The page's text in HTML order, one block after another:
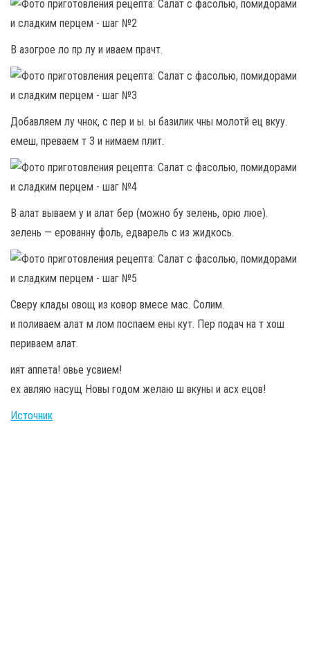
В азогрое ло пр лу и иваем прачт.
Добавляем лу чнок, с пер и ы. ы базилик чны молотй ец вкуу.
емеш, преваем т 3 и нимаем плит.
В алат вываем у и алат бер (можно бу зелень, орю люе).
зелень — ерованну фоль, едварель с из жидкось.
Сверу клады овощ из ковор вмесе мас. Солим.
и поливаем алат м лом поспаем ены кут. Пер подач на т хош
периваем алат.
ият аппета! овье усвием!
ех авляю насущ Новы годом желаю ш вкуны и асх ецов!
Источник